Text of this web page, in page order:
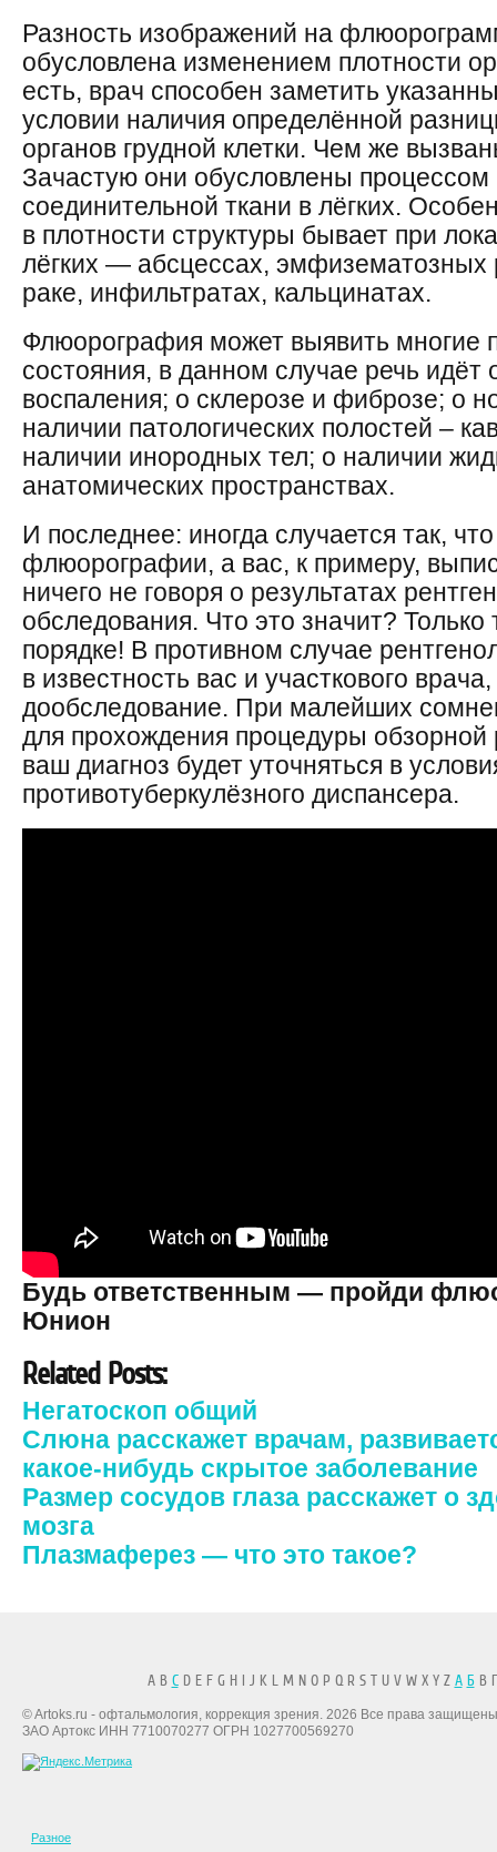
Разность изображений на
обусловлена изменением плотности
есть, врач способен заметить
условии наличия определённой
органов грудной клетки. Чем же
Зачастую они обусловлены процессом
соединительной ткани в лёгких.
в плотности структуры бывает при
лёгких — абсцессах, эмфизематозных
раке, инфильтратах, кальцинатах.
Флюорография может выявить многие
состояния, в данном случае речь идёт
воспаления; о склерозе и фиброзе; о
наличии патологических полостей –
наличии инородных тел; о наличии
анатомических пространствах.
И последнее: иногда случается так,
флюорографии, а вас, к примеру,
ничего не говоря о результатах
обследования. Что это значит? Только
порядке! В противном случае
в известность вас и участкового
дообследование. При малейших
для прохождения процедуры обзорной
ваш диагноз будет уточняться в
противотуберкулёзного диспансера.
Будь ответственным — пройди
Юнион
Related Posts:
Негатоскоп общий
Слюна расскажет врачам,
какое-нибудь скрытое заболевание
Размер сосудов глаза расскажет о
мозга
Плазмаферез — что это такое?
A B CD E F G H I J K L M N O P Q R S T U V W X Y Z А БВ
© Artoks.ru - офтальмология, коррекция зрения. 2026 Все права
ЗАО Артокс ИНН 7710070277 ОГРН 1027700569270
Разное